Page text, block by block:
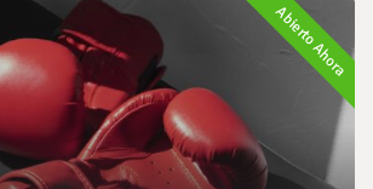
Abierto Ahora